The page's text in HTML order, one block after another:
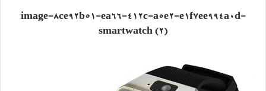
image-8ce92b51-ea66-412c-a5e2-e1f7ee994a0d-
smartwatch (2)